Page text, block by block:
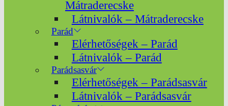
Mátraderecske
Látnivalók – Mátraderecske
Parád
Elérhetőségek – Parád
Látnivalók – Parád
Parádsasvár
Elérhetőségek – Parádsasvár
Látnivalók – Parádsasvár